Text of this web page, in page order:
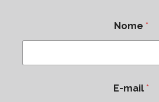
Nome *
E-mail *